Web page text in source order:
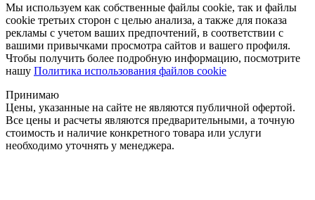
Мы используем как собственные файлы cookie, так и файлы
cookie третьих сторон с целью анализа, а также для показа
рекламы с учетом ваших предпочтений, в соответствии с
вашими привычками просмотра сайтов и вашего профиля.
Чтобы получить более подробную информацию, посмотрите
нашу Политика использования файлов cookie
Принимаю
Цены, указанные на сайте не являются публичной офертой.
Все цены и расчеты являются предварительными, а точную
стоимость и наличие конкретного товара или услуги
необходимо уточнять у менеджера.